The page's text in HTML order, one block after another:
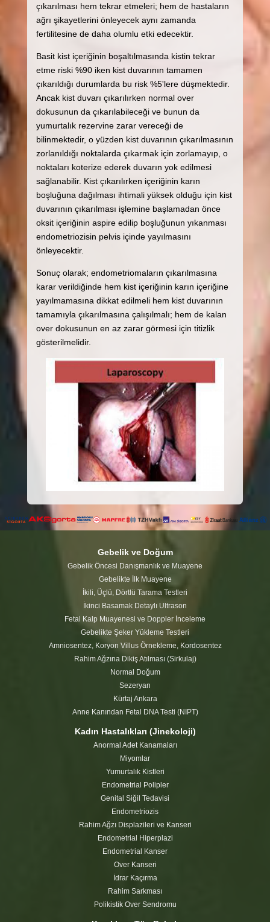
çıkarılması hem tekrar etmeleri; hem de hastaların
ağrı şikayetlerini önleyecek aynı zamanda
fertilitesine de daha olumlu etki edecektir.
Basit kist içeriğinin boşaltılmasında kistin tekrar
etme riski %90 iken kist duvarının tamamen
çıkarıldığı durumlarda bu risk %5'lere düşmektedir.
Ancak kist duvarı çıkarılırken normal over
dokusunun da çıkarılabileceği ve bunun da
yumurtalık rezervine zarar vereceği de
bilinmektedir, o yüzden kist duvarının çıkarılmasının
zorlanıldığı noktalarda çıkarmak için zorlamayıp, o
noktaları koterize ederek duvarın yok edilmesi
sağlanabilir. Kist çıkarılırken içeriğinin karın
boşluğuna dağılması ihtimali yüksek olduğu için kist
duvarının çıkarılması işlemine başlamadan önce
oksit içeriğinin aspire edilip boşluğunun yıkanması
endometriozisin pelvis içinde yayılmasını
önleyecektir.
Sonuç olarak; endometriomaların çıkarılmasına
karar verildiğinde hem kist içeriğinin karın içeriğine
yayılmamasına dikkat edilmeli hem kist duvarının
tamamıyla çıkarılmasına çalışılmalı; hem de kalan
over dokusunun en az zarar görmesi için titizlik
gösterilmelidir.
Gebelik ve Doğum
Gebelik Öncesi Danışmanlık ve Muayene
Gebelikte İlk Muayene
İkili, Üçlü, Dörtlü Tarama Testleri
İkinci Basamak Detaylı Ultrason
Fetal Kalp Muayenesi ve Doppler İnceleme
Gebelikte Şeker Yükleme Testleri
Amniosentez, Koryon Villus Örnekleme, Kordosentez
Rahim Ağzına Dikiş Atılması (Sirkulaj)
Normal Doğum
Sezeryan
Kürtaj Ankara
Anne Kanından Fetal DNA Testi (NIPT)
Kadın Hastalıkları (Jinekoloji)
Anormal Adet Kanamaları
Miyomlar
Yumurtalık Kistleri
Endometrial Polipler
Genital Siğil Tedavisi
Endometriozis
Rahim Ağzı Displazileri ve Kanseri
Endometrial Hiperplazi
Endometrial Kanser
Over Kanseri
İdrar Kaçırma
Rahim Sarkması
Polikistik Over Sendromu